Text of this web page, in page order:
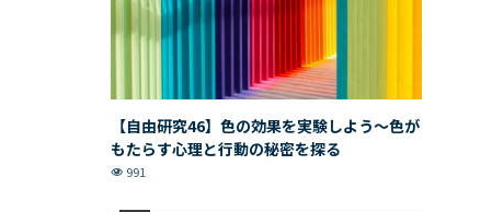
【自由研究46】色の効果を実験しよう〜色が
もたらす心理と行動の秘密を探る
991